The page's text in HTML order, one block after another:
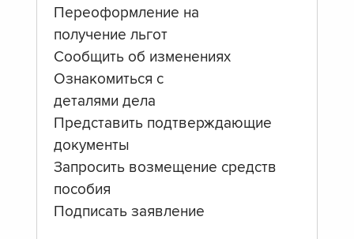
Переоформление на
получение льгот
Сообщить об изменениях
Ознакомиться с
деталями дела
Представить подтверждающие
документы
Запросить возмещение средств
пособия
Подписать заявление